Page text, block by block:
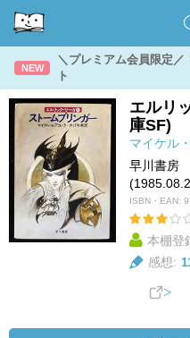
NEW
＼プレミアム会員限定／
ト
エルリ
庫SF)
マイケル
早川書房
ISBN・EAN:
本棚登
感想: